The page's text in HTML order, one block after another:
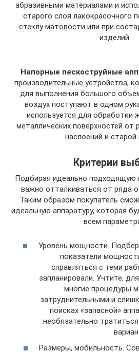
абразивными материалами и
старого слоя лакокрасочного
стеклу матовости или при
изделий.
Напорные пескоструйные
производительные устройства,
для выполнения большого
воздух поступают в одном
используется для обработки
металлических поверхностей от
наслоений и старой
Критерии
Подбирая идеально подходящую
важно отталкиваться от ряда
Таким образом покупатель
идеальную аппаратуру, которая
всем
Уровень мощности.
показатели
справляться с теми
запланировали. Учтите,
многие процедуры
затруднительными и
поисках «запасной»
необязательно
Размеры, мобильность.